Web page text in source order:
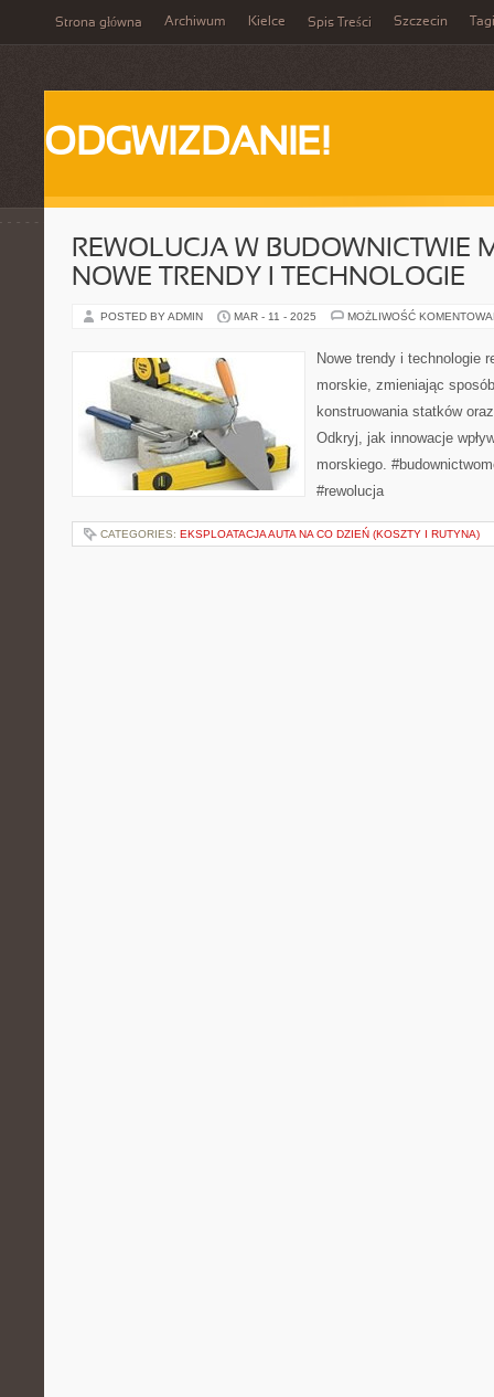
Strona główna Archiwum Kielce Spis Treści Szczecin Tagi
ODGWIZDANIE!
REWOLUCJA W BUDOWNICTWIE
NOWE TRENDY I TECHNOLOGIE
POSTED BY ADMIN MAR - 11 - 2025 MOŻLIWOŚĆ
Nowe trendy i technologie
morskie, zmieniając
konstruowania statków
Odkryj, jak innowacje
morskiego.
#rewolucja
CATEGORIES: EKSPLOATACJA AUTA NA CO DZIEŃ (KOSZTY I RUTYNA)